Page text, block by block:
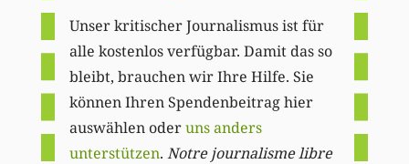
Unser kritischer Journalismus ist für
alle kostenlos verfügbar. Damit das so
bleibt, brauchen wir Ihre Hilfe. Sie
können Ihren Spendenbeitrag hier
auswählen oderuns anders
unterstützen. Notre journalisme libre